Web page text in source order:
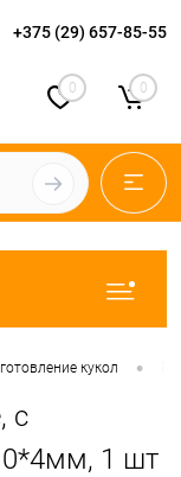
+375 (29) 657-85-55
0 0
кукол •
с
1 шт